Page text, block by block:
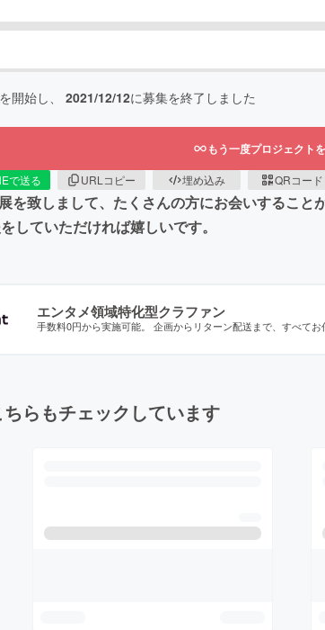
開始し、 2021/12/12に募集を終了しました
もう一度プロジェクト
で送る URLコピー 埋め込み QRコード
を致しまして、たくさんの方にお会いするこ
していただければ嬉しいです。
エンタメ領域特化型クラファン
手数料0円から実施可能。 企画からリターン配送まで、すべてお
らもチェックしています